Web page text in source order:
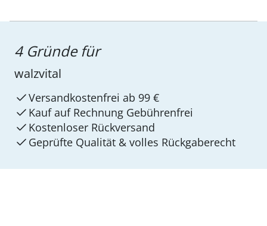
4 Gründe für
walzvital
Versandkostenfrei ab 99 €
Kauf auf Rechnung Gebührenfrei
Kostenloser Rückversand
Geprüfte Qualität & volles Rückgaberecht